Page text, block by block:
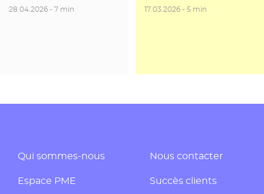
Date de publication
28.04.2026 - Temps de lecture
7 min Date de publication
17.03.2026 -Temps de lecture
5 min
Qui sommes-nous
Espace PME
Nous contacter
Succès clients